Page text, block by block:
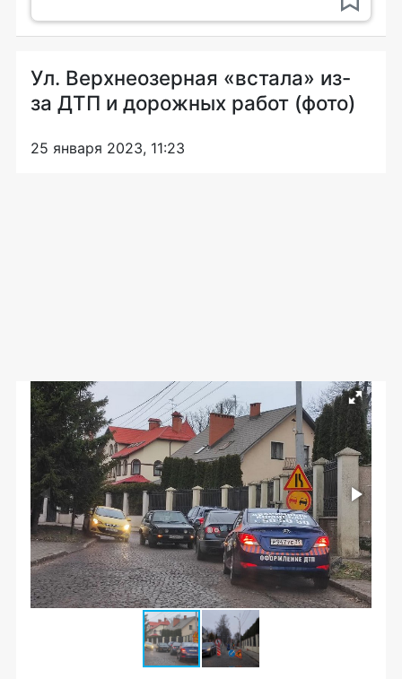
Ул. Верхнеозерная «встала» из-
за ДТП и дорожных работ (фото)
25 января 2023, 11:23